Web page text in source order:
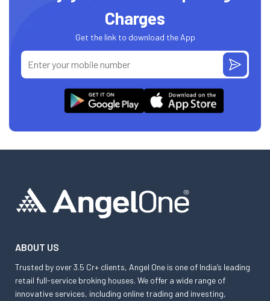
Charges
Get the link to download the App
ABOUT US
Trusted by over 3.5 Cr+ clients, Angel One is one of India’s leading
retail full-service broking houses. We offer a wide range of
innovative services, including online trading and investing,